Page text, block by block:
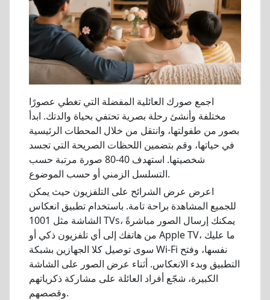
اجمع صورك العائلية المفضلة التي تغطي عصورًا
مختلفة وأنشئ رحلة بصرية تحتفي بحياة والدتك. ابدأ
بصور من طفولتها، وانتقل من خلال المحطات الرئيسية
في حياتها، وقم بتضمين اللحظات الصريحة التي تجسد
شخصيتها. استهدف 40-80 صورة مرتبة حسب
التسلسل الزمني أو حسب الموضوع.
اعرض عرض الشرائح على التلفزيون حيث يمكن
للجميع المشاهدة براحة تامة. باستخدام تطبيق انعكاس
الشاشة مثل 1001 TVs، يمكنك إرسال الصور مباشرةً
من هاتفك إلى أي تلفزيون ذكي أو Apple TV، ما عليك
سوى توصيل كلا الجهازين بشبكة Wi-Fi نفسها، وفتح
التطبيق وبدء الانعكاس. أثناء عرض الصور على الشاشة
الكبيرة، شجّع أفراد العائلة على مشاركة ذكرياتهم
وقصصهم.